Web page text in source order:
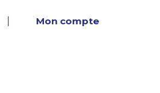
Mon compte